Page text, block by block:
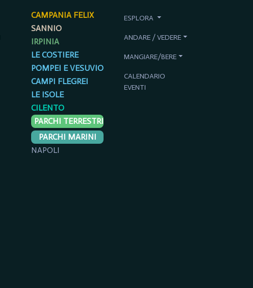
CAMPANIA FELIX
SANNIO
IRPINIA
LE COSTIERE
POMPEI E VESUVIO
CAMPI FLEGREI
LE ISOLE
CILENTO
PARCHI TERRESTRI
PARCHI MARINI
NAPOLI
ESPLORA
ANDARE / VEDERE
MANGIARE/BERE
CALENDARIO
EVENTI